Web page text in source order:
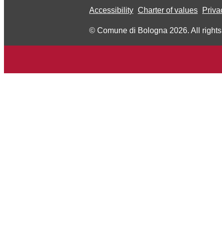
Accessibility Charter of values
© Comune di Bologna 2026. All